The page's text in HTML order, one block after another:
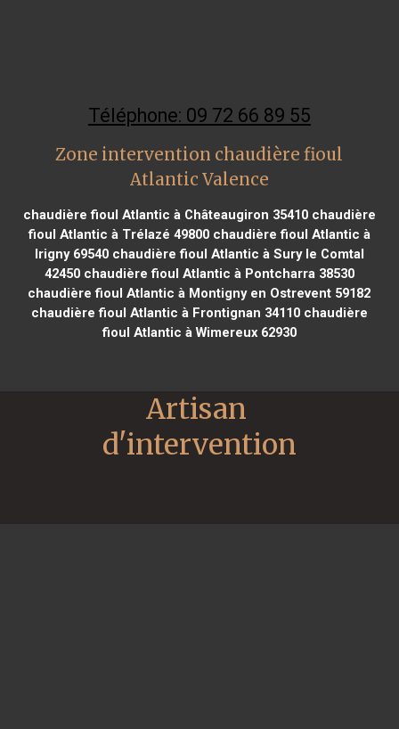
Téléphone: 09 72 66 89 55
Zone intervention chaudière fioul
Atlantic Valence
chaudière fioul Atlantic à Châteaugiron 35410chaudière
fioul Atlantic à Trélazé 49800chaudière fioul Atlantic à
Irigny 69540chaudière fioul Atlantic à Sury le Comtal
42450chaudière fioul Atlantic à Pontcharra 38530
chaudière fioul Atlantic à Montigny en Ostrevent 59182
chaudière fioul Atlantic à Frontignan 34110chaudière
fioul Atlantic à Wimereux 62930
Artisan
d'intervention